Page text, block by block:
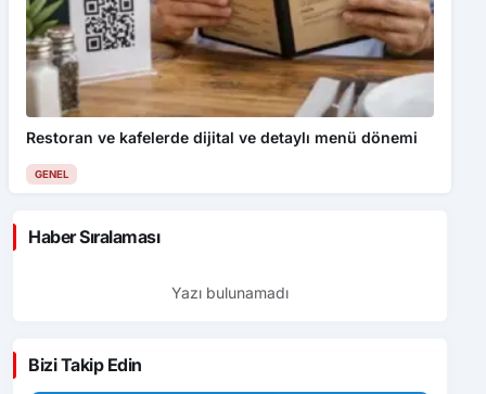
Restoran ve kafelerde dijital ve detaylı menü dönemi
GENEL
Haber Sıralaması
Yazı bulunamadı
Bizi Takip Edin